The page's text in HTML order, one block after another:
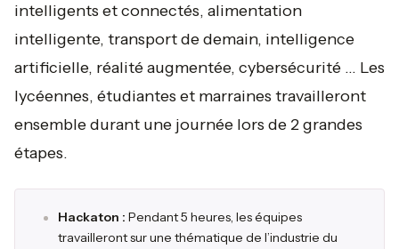
intelligents et connectés, alimentation
intelligente, transport de demain, intelligence
artificielle, réalité augmentée, cybersécurité … Les
lycéennes, étudiantes et marraines travailleront
ensemble durant une journée lors de 2 grandes
étapes.
Hackaton : Pendant 5 heures, les équipes
travailleront sur une thématique de l’industrie du